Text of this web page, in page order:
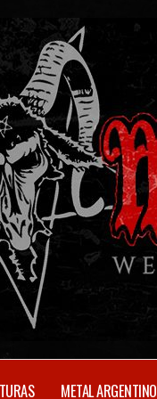
METAL ARGENTINO